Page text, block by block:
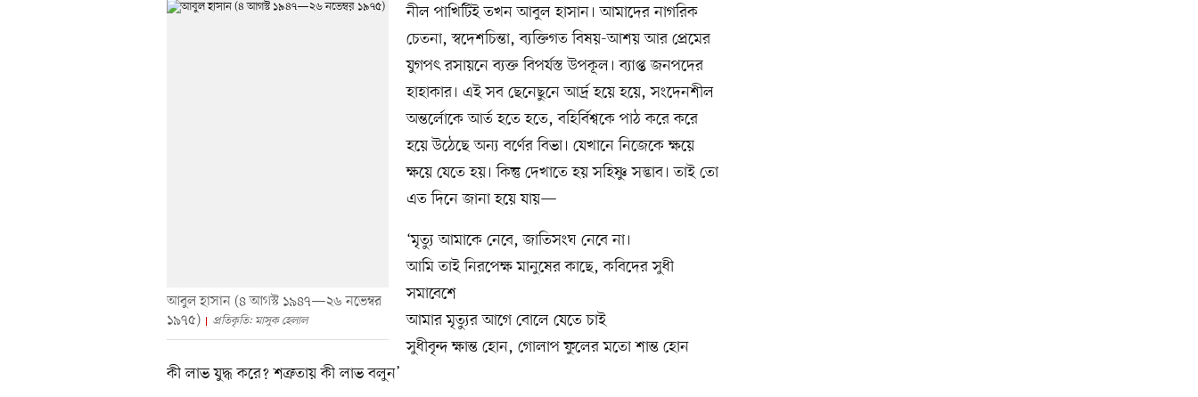
আবুল হাসান (৪ আগস্ট ১৯৪৭—২৬ নভেম্বর
১৯৭৫)
প্রতিকৃতি: মাসুক হেলাল
নীল পাখিটিই তখন আবুল হাসান। আমাদের নাগরিক
চেতনা, স্বদেশচিন্তা, ব্যক্তিগত বিষয়-আশয় আর প্রেমের
যুগপৎ রসায়নে ব্যক্ত বিপর্যস্ত উপকূল। ব্যাপ্ত জনপদের
হাহাকার। এই সব ছেনেছুনে আর্দ্র হয়ে হয়ে, সংদেনশীল
অন্তর্লোকে আর্ত হতে হতে, বহির্বিশ্বকে পাঠ করে করে
হয়ে উঠেছে অন্য বর্ণের বিভা। যেখানে নিজেকে ক্ষয়ে
ক্ষয়ে যেতে হয়। কিন্তু দেখাতে হয় সহিষ্ণু সদ্ভাব। তাই তো
এত দিনে জানা হয়ে যায়—
‘মৃত্যু আমাকে নেবে, জাতিসংঘ নেবে না।
আমি তাই নিরপেক্ষ মানুষের কাছে, কবিদের সুধী
সমাবেশে
আমার মৃত্যুর আগে বোলে যেতে চাই
সুধীবৃন্দ ক্ষান্ত হোন, গোলাপ ফুলের মতো শান্ত হোন
কী লাভ যুদ্ধ করে? শত্রুতায় কী লাভ বলুন’